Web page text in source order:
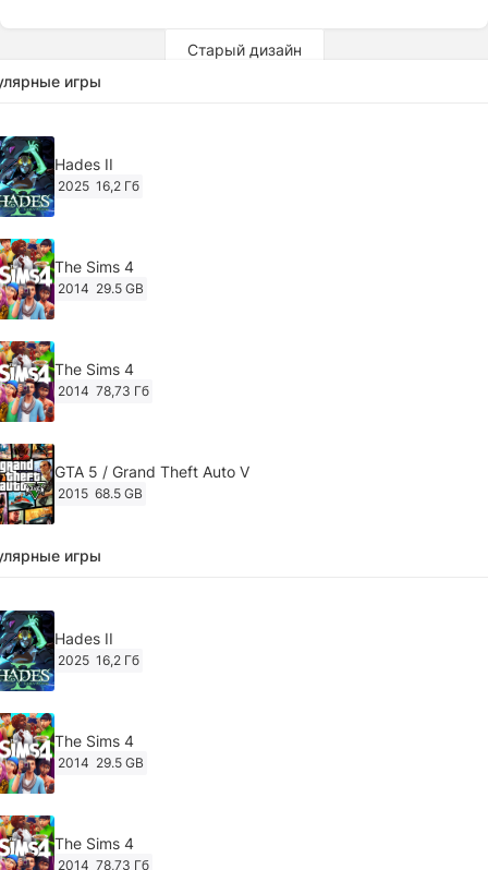
Старый дизайн
игры
Hades II
2025 16,2 Гб
The Sims 4
2014 29.5 GB
The Sims 4
2014 78,73 Гб
GTA 5 / Grand Theft Auto V
2015 68.5 GB
Ghost of Tsushima: Director's Cut v.1053.8.1023.1614
Ghost of Tsushima: Director's Cut v.1053.9.0623.1807
игры
Hades II
2025 16,2 Гб
The Sims 4
2014 29.5 GB
The Sims 4
2014 78,73 Гб